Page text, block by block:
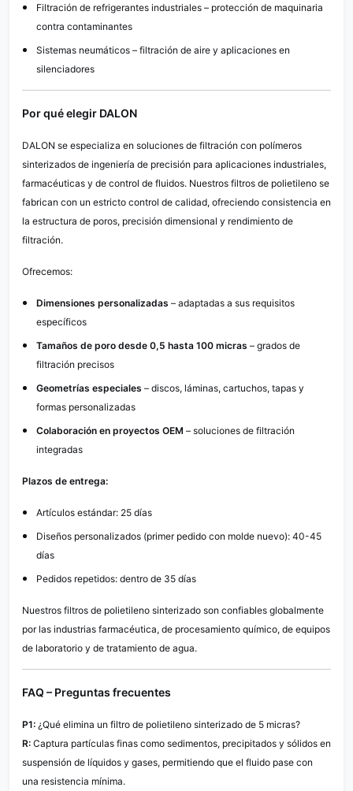
Filtración de refrigerantes industriales – protección de maquinaria
contra contaminantes
Sistemas neumáticos – filtración de aire y aplicaciones en
silenciadores
Por qué elegir DALON
DALON se especializa en soluciones de filtración con polímeros
sinterizados de ingeniería de precisión para aplicaciones industriales,
farmacéuticas y de control de fluidos. Nuestros filtros de polietileno se
fabrican con un estricto control de calidad, ofreciendo consistencia en
la estructura de poros, precisión dimensional y rendimiento de
filtración.
Ofrecemos:
Dimensiones personalizadas – adaptadas a sus requisitos
específicos
Tamaños de poro desde 0,5 hasta 100 micras – grados de
filtración precisos
Geometrías especiales – discos, láminas, cartuchos, tapas y
formas personalizadas
Colaboración en proyectos OEM – soluciones de filtración
integradas
Plazos de entrega:
Artículos estándar: 25 días
Diseños personalizados (primer pedido con molde nuevo): 40-45
días
Pedidos repetidos: dentro de 35 días
Nuestros filtros de polietileno sinterizado son confiables globalmente
por las industrias farmacéutica, de procesamiento químico, de equipos
de laboratorio y de tratamiento de agua.
FAQ – Preguntas frecuentes
P1: ¿Qué elimina un filtro de polietileno sinterizado de 5 micras?
R: Captura partículas finas como sedimentos, precipitados y sólidos en
suspensión de líquidos y gases, permitiendo que el fluido pase con
una resistencia mínima.